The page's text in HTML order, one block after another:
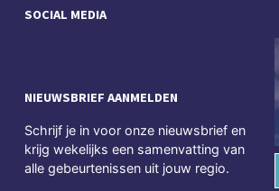
SOCIAL MEDIA
NIEUWSBRIEF AANMELDEN
Schrijf je in voor onze nieuwsbrief en
krijg wekelijks een samenvatting van
alle gebeurtenissen uit jouw regio.